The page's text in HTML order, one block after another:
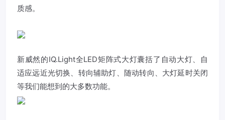
质感。
新威然的IQ.Light全LED矩阵式大灯囊括了自动大灯、自
适应远近光切换、转向辅助灯、随动转向、大灯延时关闭
等我们能想到的大多数功能。